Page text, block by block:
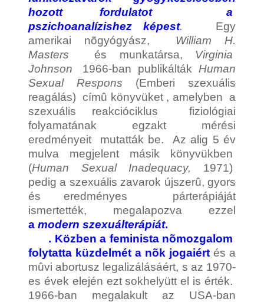
hozott fordulatot a
pszichoanalízishez képest.
Egy
amerikai nõgyógyász,
William H.
Masters és munkatársa,
Virginia
Johnson
1966-ban publikálták
Human
Sexual Respons
(Emberi szexuális
reagálás) címû könyvüket , amelyben a
szexuális reakcióciklus fiziológiai
folyamatának egzakt mérési
eredményeit mutatták be. Az alig 5 év
mulva megjelent másik könyvükben
(Human Sexual Inadequacy,
1971)
pedig a szexuális zavarok újszerû, gyors
és eredményes párterápiáját
ismertették, megalapozva ezzel
a modern szexuálterápiát.
. Közben a feminista nõmozgalom
folytatta küzdelmét a nõk jogaiért és a
mûvi abortusz legalizálásáért, s az 1970-
es évek elején ezt sokhelyütt el is érték.
1966-ban megalakult az USA-ban